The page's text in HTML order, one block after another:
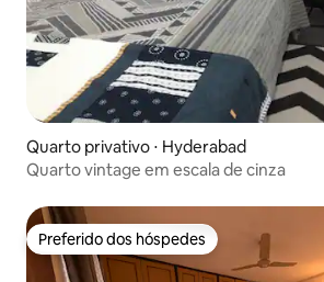
Quarto privativo ⋅ Hyderabad
Quarto vintage em escala de cinza
Preferido dos hóspedes
Preferido dos hóspedes